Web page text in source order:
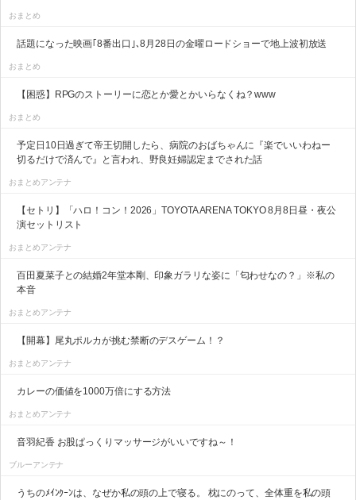
おまとめ
話題になった映画｢8番出口｣､8月28日の金曜ロードショーで地上波初放送
おまとめ
【困惑】RPGのストーリーに恋とか愛とかいらなくね？www
おまとめ
予定日10日過ぎて帝王切開したら、病院のおばちゃんに『楽でいいわねー
切るだけで済んで』と言われ、野良妊婦認定までされた話
おまとめアンテナ
【セトリ】「ハロ！コン！2026」TOYOTA ARENA TOKYO 8月8日昼・夜公
演セットリスト
おまとめアンテナ
百田夏菜子との結婚2年堂本剛、印象ガラリな姿に「匂わせなの？」※私の
本音
おまとめアンテナ
【開幕】尾丸ポルカが挑む禁断のデスゲーム！？
おまとめアンテナ
カレーの価値を1000万倍にする方法
おまとめアンテナ
音羽紀香 お股ぱっくりマッサージがいいですね～！
ブルーアンテナ
うちのﾒｲﾝｸｰﾝは、なぜか私の頭の上で寝る。 枕にのって、全体重を私の頭